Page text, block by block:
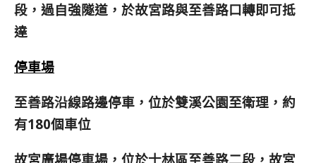
段，過自強隧道，於故宮路與至善路口轉即可抵
達
停車場
至善路沿線路邊停車， 位於雙溪公園至衛理，約
有180個車位
故宮廣場停車場， 位於士林區至善路二段，故宮